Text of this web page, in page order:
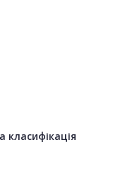
класифікація